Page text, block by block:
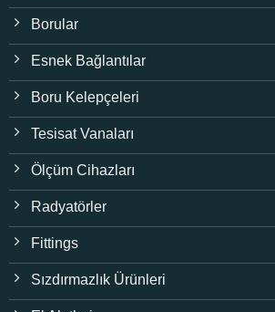
Borular
Esnek Bağlantılar
Boru Kelepçeleri
Tesisat Vanaları
Ölçüm Cihazları
Radyatörler
Fittings
Sızdırmazlık Ürünleri